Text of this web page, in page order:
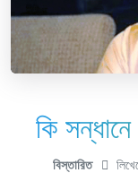
কি
বিস্তারিত